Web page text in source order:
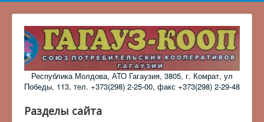
Республика Молдова, АТО Гагаузия, 3805, г. Комрат, ул
Победы, 113, тел. +373(298) 2-25-00, факс +373(298) 2-29-48
Разделы сайта